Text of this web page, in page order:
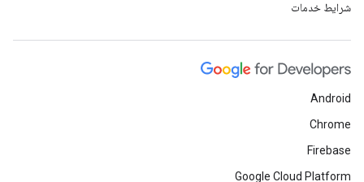
شرایط خدمات
Android
Chrome
Firebase
Google Cloud Platform